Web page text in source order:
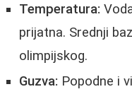
Temperatura:
prijatna. Srednji
olimpijskog.
Guzva: Popodne i